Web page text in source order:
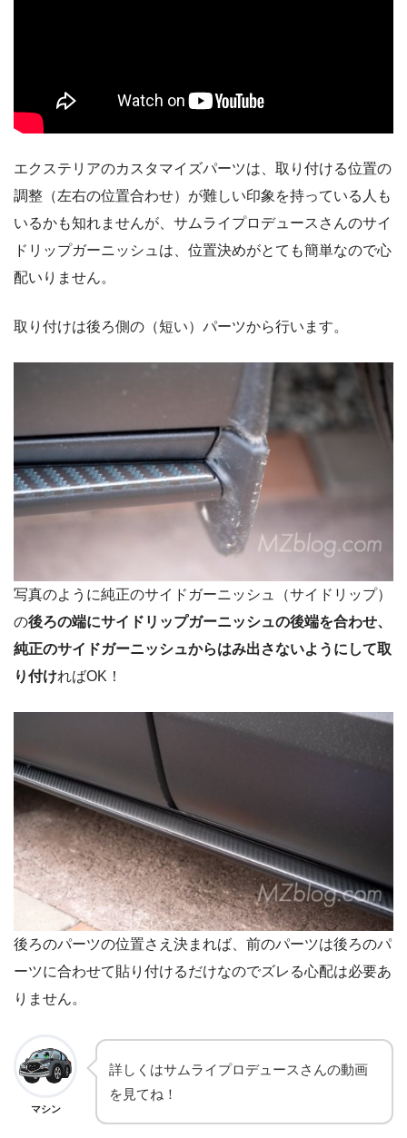
エクステリアのカスタマイズパーツは、取り付ける位置の
調整（左右の位置合わせ）が難しい印象を持っている人も
いるかも知れませんが、サムライプロデュースさんのサイ
ドリップガーニッシュは、位置決めがとても簡単なので心
配いりません。
取り付けは後ろ側の（短い）パーツから行います。
写真のように純正のサイドガーニッシュ（サイドリップ）
の後ろの端にサイドリップガーニッシュの後端を合わせ、
純正のサイドガーニッシュからはみ出さないようにして取
り付ければOK！
後ろのパーツの位置さえ決まれば、前のパーツは後ろのパ
ーツに合わせて貼り付けるだけなのでズレる心配は必要あ
りません。
マシン
詳しくはサムライプロデュースさんの動画
を見てね！